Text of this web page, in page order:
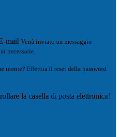
mail Verrà inviato un messaggio
necessarie.
utente? Effettua il reset della password
la casella di posta elettronica!